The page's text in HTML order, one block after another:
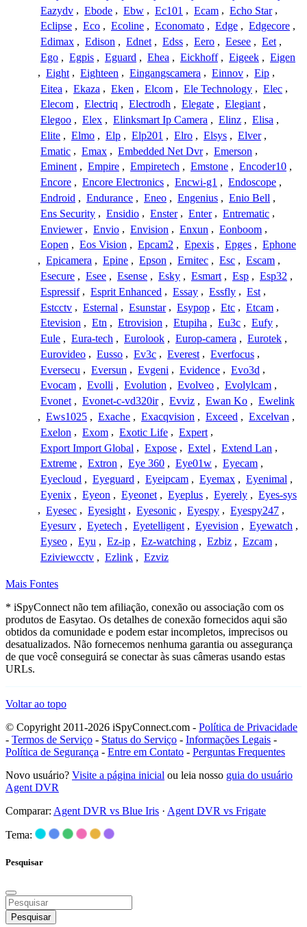
Eazydv , Ebode , Ebw , Ec101 , Ecam , Echo Star ,
Eclipse , Eco , Ecoline , Economato , Edge , Edgecore ,
Edimax , Edison , Ednet , Edss , Eero , Eesee , Eet ,
Ego , Egpis , Eguard , Ehea , Eickhoff , Eigeek , Eigen
, Eight , Eighteen , Eingangscamera , Einnov , Eip ,
Eitea , Ekaza , Eken , Elcom , Ele Technology , Elec ,
Elecom , Electriq , Electrodh , Elegate , Elegiant ,
Elegoo , Elex , Elinksmart Ip Camera , Elinz , Elisa ,
Elite , Elmo , Elp , Elp201 , Elro , Elsys , Elver ,
Ematic , Emax , Embedded Net Dvr , Emerson ,
Eminent , Empire , Empiretech , Emstone , Encoder10 ,
Encore , Encore Electronics , Encwi-g1 , Endoscope ,
Endroid , Endurance , Eneo , Engenius , Enio Bell ,
Ens Security , Ensidio , Enster , Enter , Entrematic ,
Enviewer , Envio , Envision , Enxun , Eonboom ,
Eopen , Eos Vision , Epcam2 , Epexis , Epges , Ephone
, Epicamera , Epine , Epson , Ernitec , Esc , Escam ,
Esecure , Esee , Esense , Esky , Esmart , Esp , Esp32 ,
Espressif , Esprit Enhanced , Essay , Essfly , Est ,
Estcctv , Esternal , Esunstar , Esypop , Etc , Etcam ,
Etevision , Etn , Etrovision , Etupiha , Eu3c , Eufy ,
Eule , Eura-tech , Eurolook , Europ-camera , Eurotek ,
Eurovideo , Eusso , Ev3c , Everest , Everfocus ,
Eversecu , Eversun , Evgeni , Evidence , Evo3d ,
Evocam , Evolli , Evolution , Evolveo , Evolylcam ,
Evonet , Evonet-c-vd320ir , Evviz , Ewan Ko , Ewelink
, Ews1025 , Exache , Exacqvision , Exceed , Excelvan ,
Exelon , Exom , Exotic Life , Expert ,
Export Import Global , Expose , Extel , Extend Lan ,
Extreme , Extron , Eye 360 , Eye01w , Eyecam ,
Eyecloud , Eyeguard , Eyeipcam , Eyemax , Eyenimal ,
Eyenix , Eyeon , Eyeonet , Eyeplus , Eyerely , Eyes-sys
, Eyesec , Eyesight , Eyesonic , Eyespy , Eyespy247 ,
Eyesurv , Eyetech , Eyetelligent , Eyevision , Eyewatch ,
Eyseo , Eyu , Ez-ip , Ez-watching , Ezbiz , Ezcam ,
Eziviewcctv , Ezlink , Ezviz
Mais Fontes
* iSpyConnect não tem afiliação, conexão ou associação com os
produtos de Easytao. Os detalhes de conexão fornecidos aqui são
obtidos da comunidade e podem estar incompletos, imprecisos ou
desatualizados. Não fornecemos nenhuma garantia ou assegurança
de que você conseguirá se conectar às suas câmeras usando estas
URLs.
Voltar ao topo
© Copyright 2011-2026 iSpyConnect.com - Política de Privacidade
- Termos de Serviço - Status do Serviço - Informações Legais -
Política de Segurança - Entre em Contato - Perguntas Frequentes
Novo usuário? Visite a página inicial ou leia nosso guia do usuário
Agent DVR
Comparar: Agent DVR vs Blue Iris · Agent DVR vs Frigate
Tema:
Pesquisar
Pesquisar